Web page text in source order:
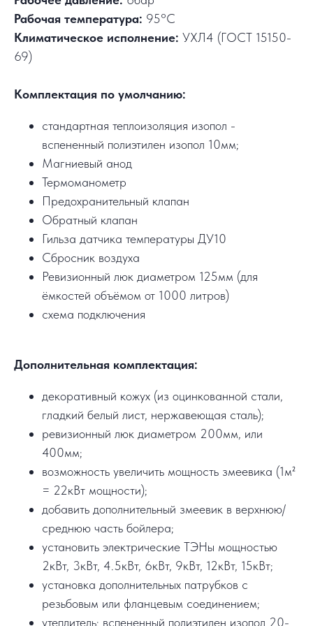
Рабочая температура: 95°C
Климатическое исполнение: УХЛ4 (ГОСТ 15150-
69)
Комплектация по умолчанию:
стандартная теплоизоляция изопол -
вспененный полиэтилен изопол 10мм;
Магниевый анод
Термоманометр
Предохранительный клапан
Обратный клапан
Гильза датчика температуры ДУ10
Сбросник воздуха
Ревизионный люк диаметром 125мм (для
ёмкостей объёмом от 1000 литров)
схема подключения
Дополнительная комплектация:
декоративный кожух (из оцинкованной стали,
гладкий белый лист, нержавеющая сталь);
ревизионный люк диаметром 200мм, или
400мм;
возможность увеличить мощность змеевика (1м²
= 22кВт мощности);
добавить дополнительный змеевик в верхнюю/
среднюю часть бойлера;
установить электрические ТЭНы мощностью
2кВт, 3кВт, 4.5кВт, 6кВт, 9кВт, 12кВт, 15кВт;
установка дополнительных патрубков с
резьбовым или фланцевым соединением;
утеплитель: вспененный полиэтилен изопол 20-